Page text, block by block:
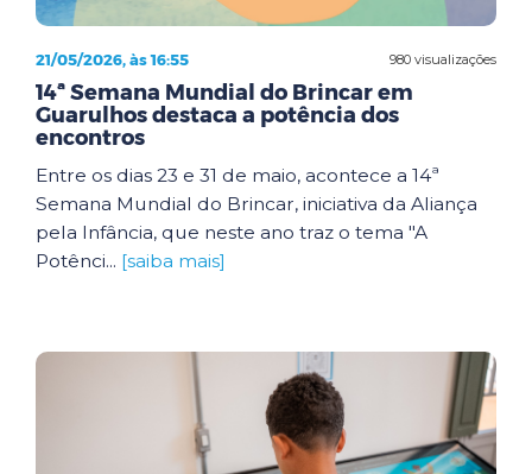
980 visualizações
21/05/2026, às 16:55
14ª Semana Mundial do Brincar em
Guarulhos destaca a potência dos
encontros
Entre os dias 23 e 31 de maio, acontece a 14ª
Semana Mundial do Brincar, iniciativa da Aliança
pela Infância, que neste ano traz o tema "A
Potênci... [saiba mais]